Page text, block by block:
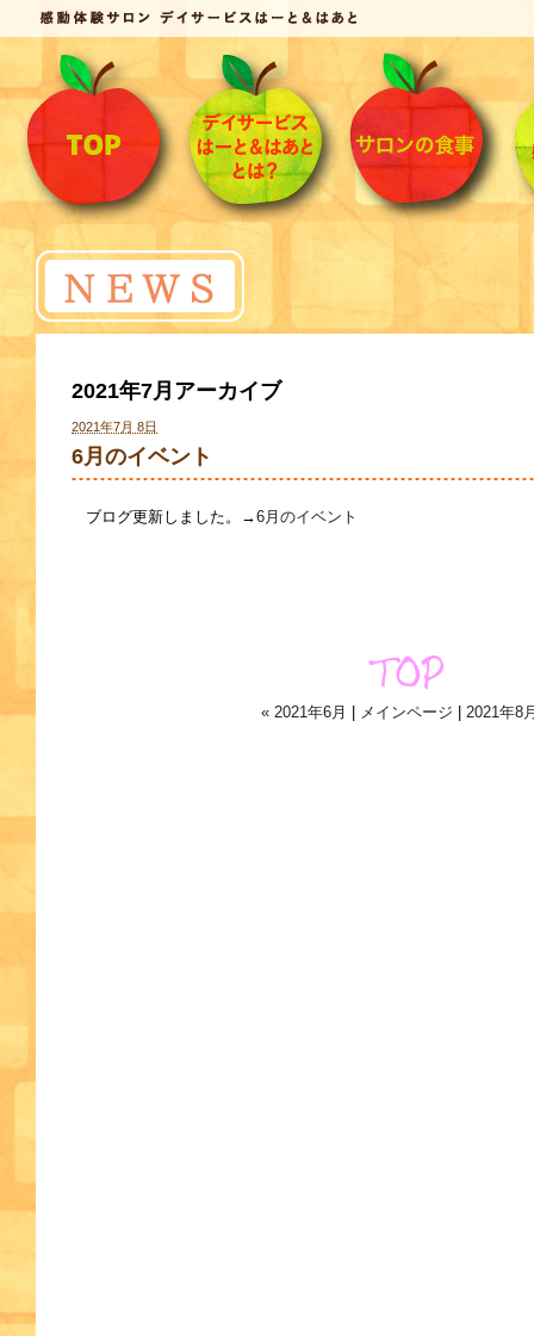
2021年7月アーカイブ
6月のイベント
2021年7月 8日
ブログ更新しました。→6月のイベント
« 2021年6月 メインページ 2021年8